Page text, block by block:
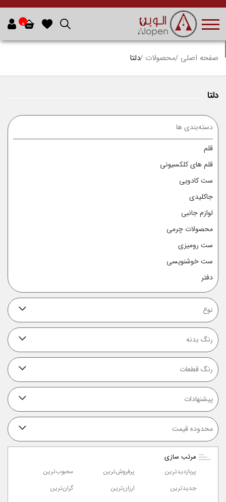
0
صفحه اصلی محصولات دلتا
دلتا
دسته‌بندی ها
قلم
قلم های کلکسیونی
ست کادویی
جاکلیدی
لوازم جانبی
محصولات چرمی
ست رومیزی
ست خوشنویسی
دفتر
نوع
رنگ بدنه
رنگ قطعات
پیشنهادات
محدوده قیمت
مرتب سازی
پربازدیدترین پرفروش‌ترین‌
محبوب‌ترین
جدیدترین
ارزان‌ترین
گران‌ترین